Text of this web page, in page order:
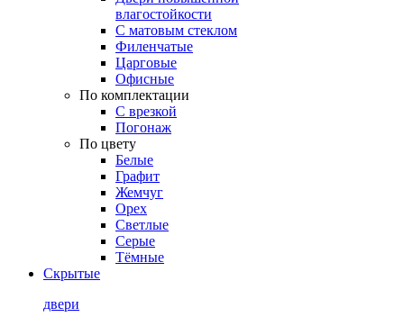
влагостойкости
С матовым стеклом
Филенчатые
Царговые
Офисные
По комплектации
С врезкой
Погонаж
По цвету
Белые
Графит
Жемчуг
Орех
Светлые
Серые
Тёмные
Скрытые
двери